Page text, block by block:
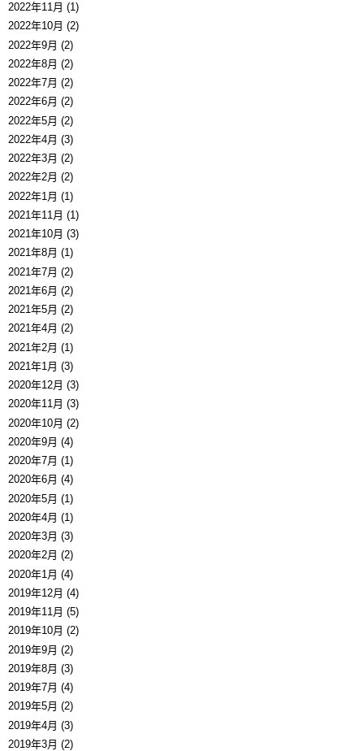
2022年11月 (1)
2022年10月 (2)
2022年9月 (2)
2022年8月 (2)
2022年7月 (2)
2022年6月 (2)
2022年5月 (2)
2022年4月 (3)
2022年3月 (2)
2022年2月 (2)
2022年1月 (1)
2021年11月 (1)
2021年10月 (3)
2021年8月 (1)
2021年7月 (2)
2021年6月 (2)
2021年5月 (2)
2021年4月 (2)
2021年2月 (1)
2021年1月 (3)
2020年12月 (3)
2020年11月 (3)
2020年10月 (2)
2020年9月 (4)
2020年7月 (1)
2020年6月 (4)
2020年5月 (1)
2020年4月 (1)
2020年3月 (3)
2020年2月 (2)
2020年1月 (4)
2019年12月 (4)
2019年11月 (5)
2019年10月 (2)
2019年9月 (2)
2019年8月 (3)
2019年7月 (4)
2019年5月 (2)
2019年4月 (3)
2019年3月 (2)